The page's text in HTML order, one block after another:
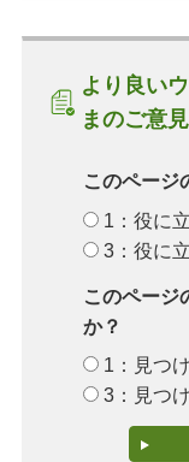
より良い
まのご意
このページ
1：役に
3：役に
このページ
か？
1：見つ
3：見つ